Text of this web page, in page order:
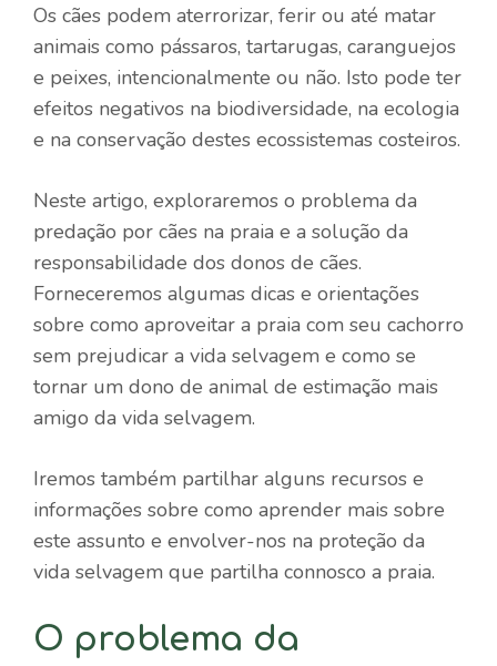
Os cães podem aterrorizar, ferir ou até matar
animais como pássaros, tartarugas, caranguejos
e peixes, intencionalmente ou não. Isto pode ter
efeitos negativos na biodiversidade, na ecologia
e na conservação destes ecossistemas costeiros.
Neste artigo, exploraremos o problema da
predação por cães na praia e a solução da
responsabilidade dos donos de cães.
Forneceremos algumas dicas e orientações
sobre como aproveitar a praia com seu cachorro
sem prejudicar a vida selvagem e como se
tornar um dono de animal de estimação mais
amigo da vida selvagem.
Iremos também partilhar alguns recursos e
informações sobre como aprender mais sobre
este assunto e envolver-nos na proteção da
vida selvagem que partilha connosco a praia.
O problema da